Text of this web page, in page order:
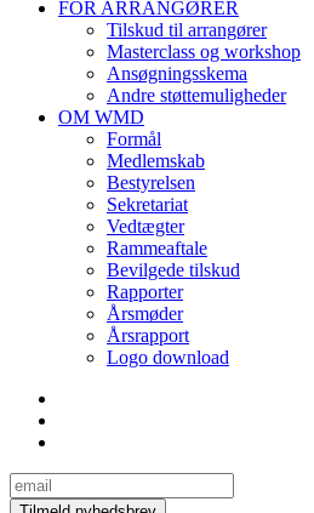
FOR ARRANGØRER
Tilskud til arrangører
Masterclass og workshop
Ansøgningsskema
Andre støttemuligheder
OM WMD
Formål
Medlemskab
Bestyrelsen
Sekretariat
Vedtægter
Rammeaftale
Bevilgede tilskud
Rapporter
Årsmøder
Årsrapport
Logo download